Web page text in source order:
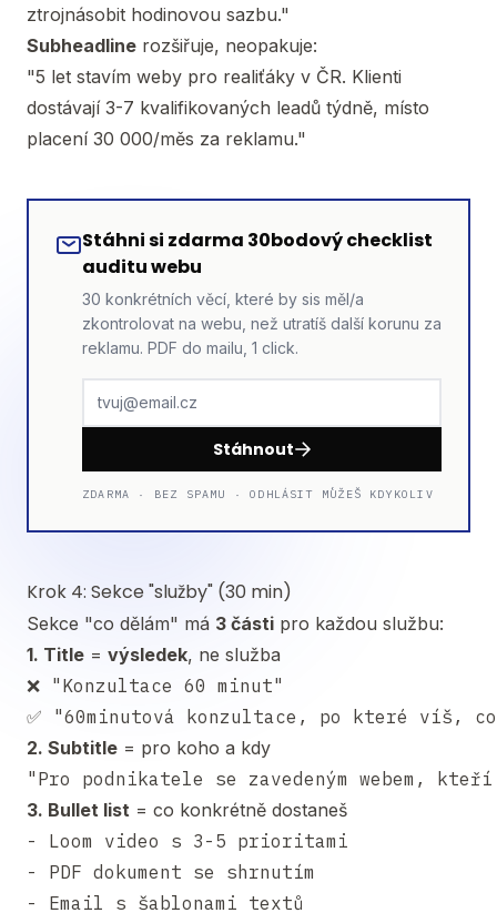
ztrojnásobit hodinovou sazbu."
Subheadline rozšiřuje, neopakuje:
"5 let stavím weby pro realiťáky v ČR. Klienti
dostávají 3-7 kvalifikovaných leadů týdně, místo
placení 30 000/měs za reklamu."
Stáhni si zdarma 30bodový checklist
auditu webu
30 konkrétních věcí, které by sis měl/a
zkontrolovat na webu, než utratíš další korunu za
reklamu. PDF do mailu, 1 click.
Stáhnout
ZDARMA · BEZ SPAMU · ODHLÁSIT MŮŽEŠ KDYKOLIV
Krok 4: Sekce "služby" (30 min)
Sekce "co dělám" má 3 části pro každou službu:
1. Title = výsledek, ne služba
❌ "Konzultace 60 minut"
2. Subtitle = pro koho a kdy
3. Bullet list = co konkrétně dostaneš
- Loom video s 3-5 prioritami
- PDF dokument se shrnutím
- Email s šablonami textů